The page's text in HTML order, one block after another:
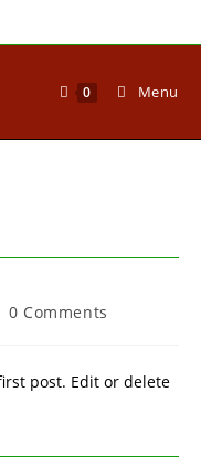
0 Menu
0 Comments
post. Edit or delete